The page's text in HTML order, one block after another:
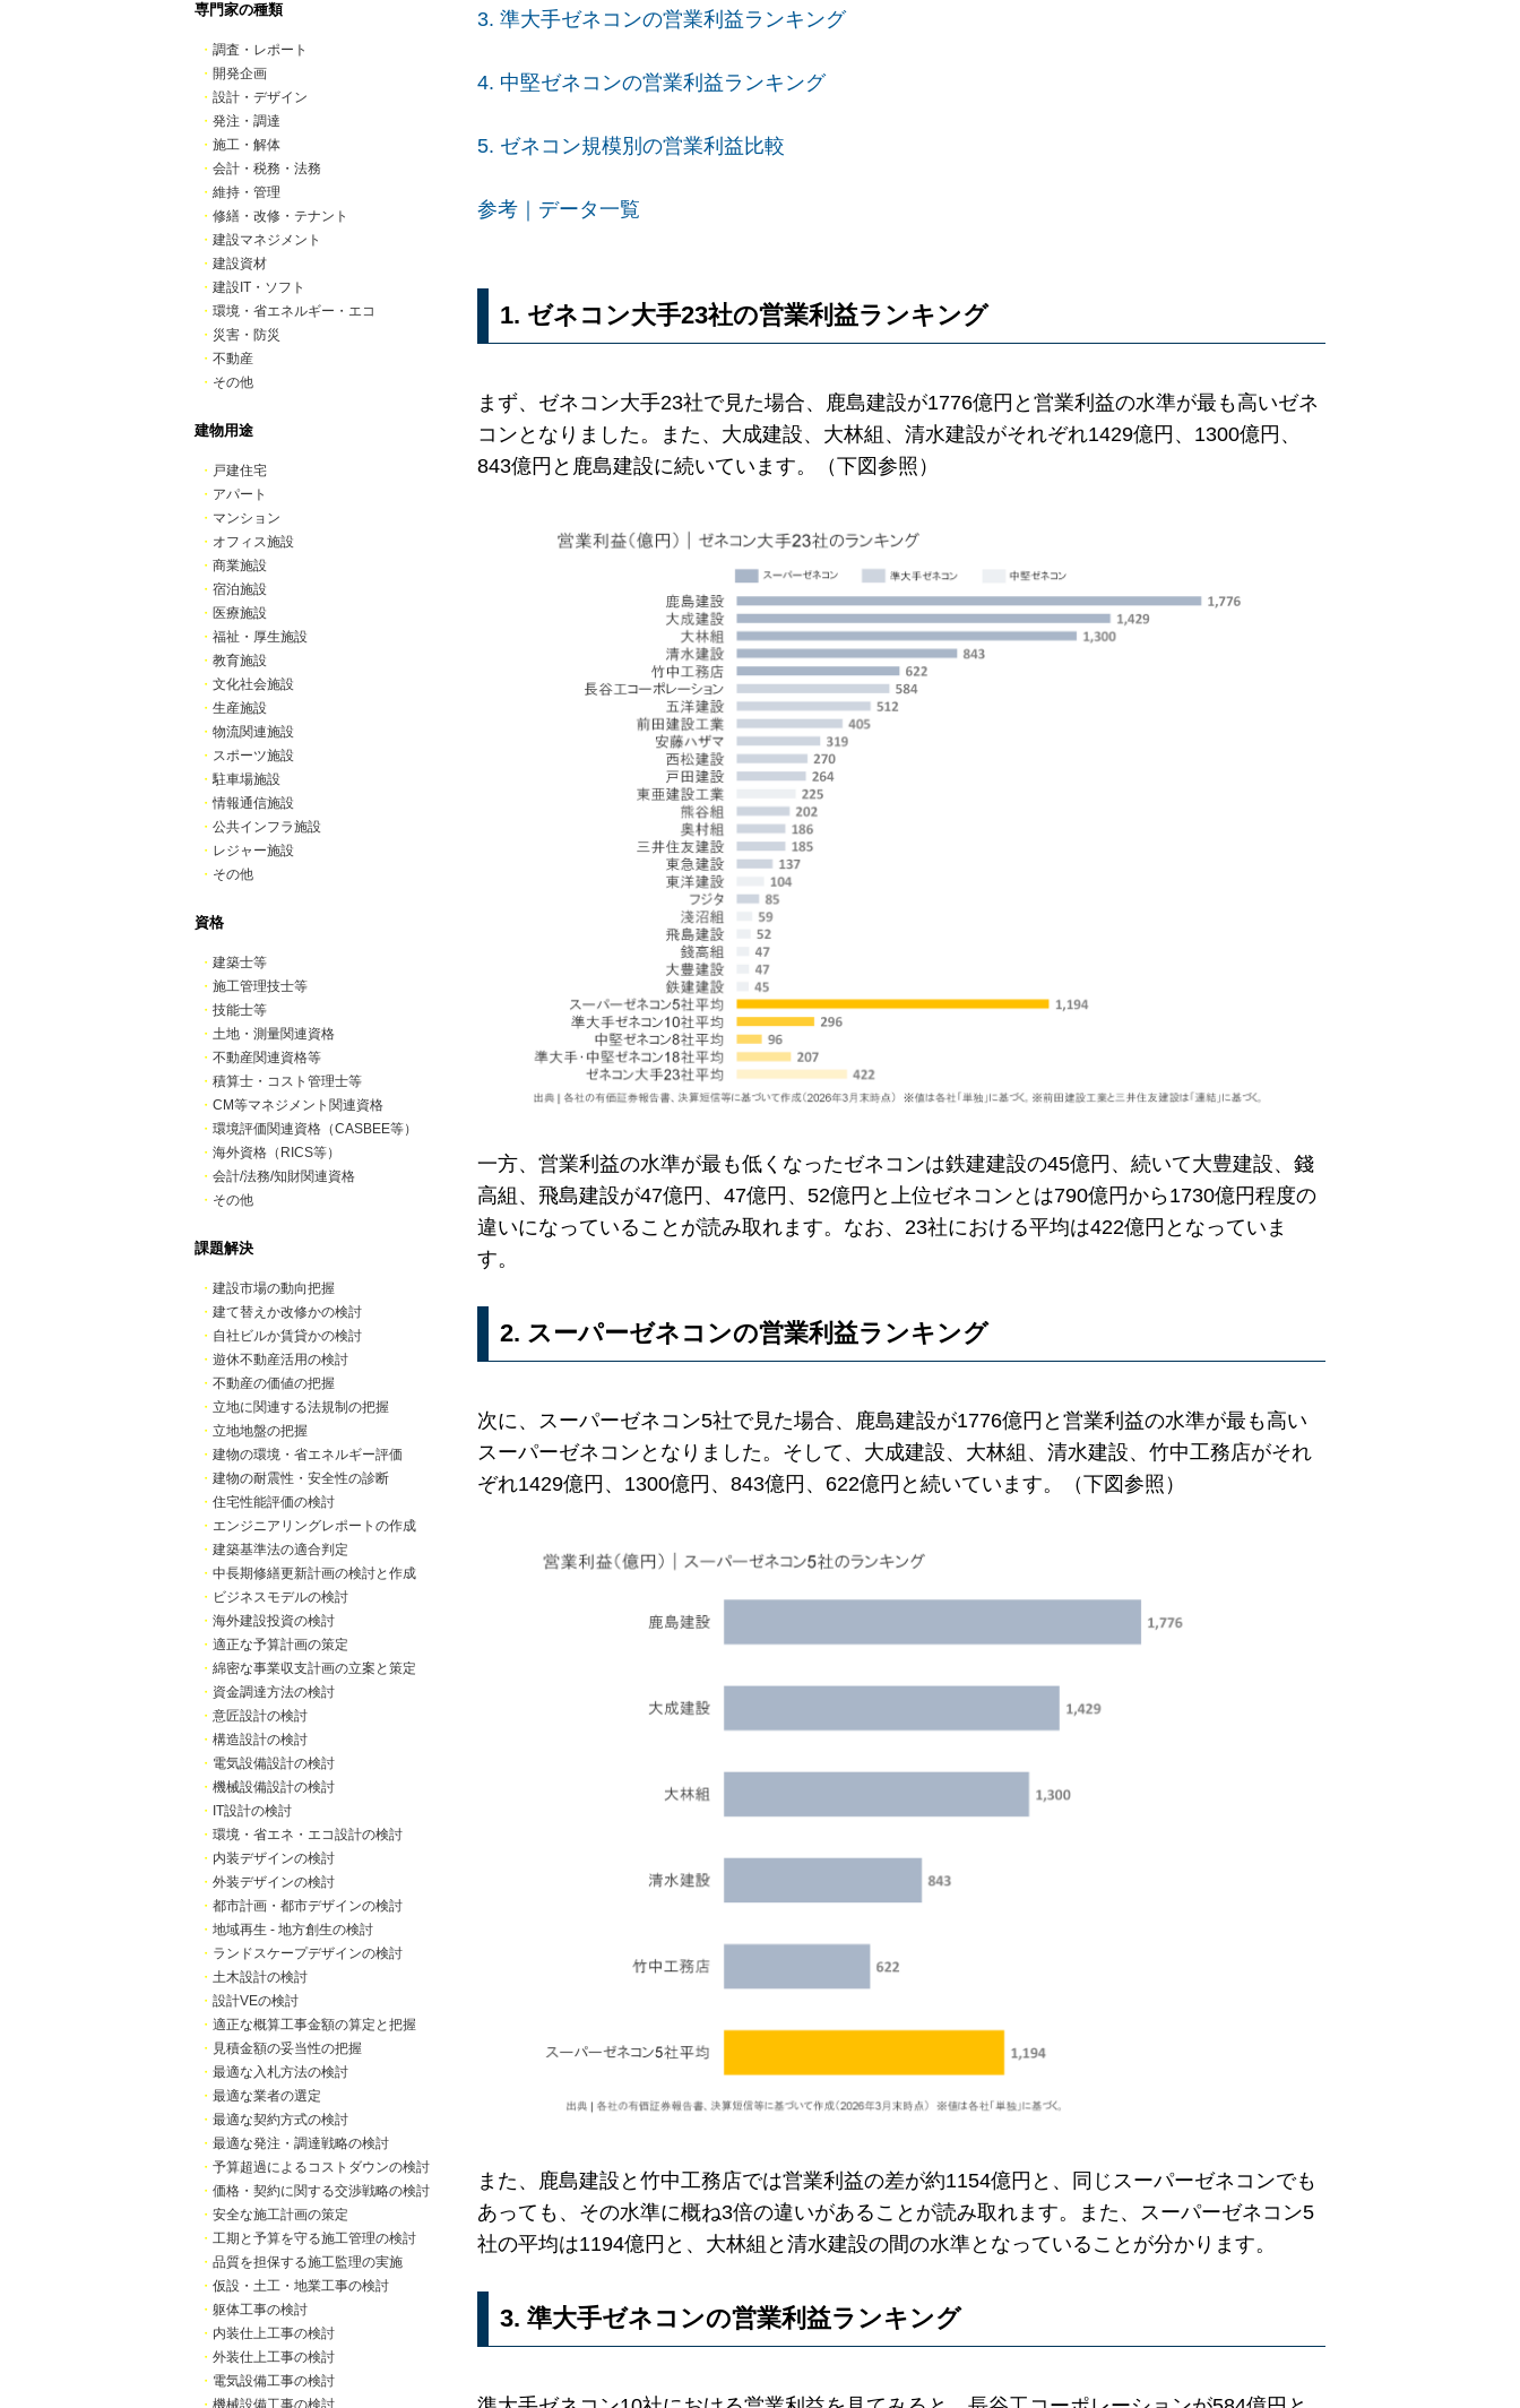
3. 準大手ゼネコンの営業利益ランキング
4. 中堅ゼネコンの営業利益ランキング
5. ゼネコン規模別の営業利益比較
参考｜データ一覧
1. ゼネコン大手23社の営業利益ランキング
まず、ゼネコン大手23社で見た場合、鹿島建設が1776億円と営業利益の水準が最も高いゼネ
コンとなりました。また、大成建設、大林組、清水建設がそれぞれ1429億円、1300億円、
843億円と鹿島建設に続いています。（下図参照）
一方、営業利益の水準が最も低くなったゼネコンは鉄建建設の45億円、続いて大豊建設、錢
高組、飛島建設が47億円、47億円、52億円と上位ゼネコンとは790億円から1730億円程度の
違いになっていることが読み取れます。なお、23社における平均は422億円となっていま
す。
2. スーパーゼネコンの営業利益ランキング
次に、スーパーゼネコン5社で見た場合、鹿島建設が1776億円と営業利益の水準が最も高い
スーパーゼネコンとなりました。そして、大成建設、大林組、清水建設、竹中工務店がそれ
ぞれ1429億円、1300億円、843億円、622億円と続いています。（下図参照）
また、鹿島建設と竹中工務店では営業利益の差が約1154億円と、同じスーパーゼネコンでも
あっても、その水準に概ね3倍の違いがあることが読み取れます。また、スーパーゼネコン5
社の平均は1194億円と、大林組と清水建設の間の水準となっていることが分かります。
3. 準大手ゼネコンの営業利益ランキング
専門家の種類
・ 調査・レポート
・ 開発企画
・ 設計・デザイン
・ 発注・調達
・ 施工・解体
・ 会計・税務・法務
・ 維持・管理
・ 修繕・改修・テナント
・ 建設マネジメント
・ 建設資材
・ 建設IT・ソフト
・ 環境・省エネルギー・エコ
・ 災害・防災
・ 不動産
・ その他
建物用途
・ 戸建住宅
・ アパート
・ マンション
・ オフィス施設
・ 商業施設
・ 宿泊施設
・ 医療施設
・ 福祉・厚生施設
・ 教育施設
・ 文化社会施設
・ 生産施設
・ 物流関連施設
・ スポーツ施設
・駐車場施設
・情報通信施設
・ 公共インフラ施設
・ レジャー施設
・ その他
資格
・ 建築士等
・ 施工管理技士等
・ 技能士等
・ 土地・測量関連資格
・ 不動産関連資格等
・ 積算士・コスト管理士等
・ CM等マネジメント関連資格
・ 環境評価関連資格（CASBEE等）
・ 海外資格（RICS等）
・ 会計/法務/知財関連資格
・ その他
課題解決
・ 建設市場の動向把握
・ 建て替えか改修かの検討
・ 自社ビルか賃貸かの検討
・ 遊休不動産活用の検討
・ 不動産の価値の把握
・ 立地に関連する法規制の把握
・ 立地地盤の把握
・ 建物の環境・省エネルギー評価
・ 建物の耐震性・安全性の診断
・ 住宅性能評価の検討
・ エンジニアリングレポートの作成
・ 建築基準法の適合判定
・ 中長期修繕更新計画の検討と作成
・ ビジネスモデルの検討
・ 海外建設投資の検討
・ 適正な予算計画の策定
・ 綿密な事業収支計画の立案と策定
・ 資金調達方法の検討
・ 意匠設計の検討
・ 構造設計の検討
・ 電気設備設計の検討
・ 機械設備設計の検討
・ IT設計の検討
・ 環境・省エネ・エコ設計の検討
・ 内装デザインの検討
・ 外装デザインの検討
・ 都市計画・都市デザインの検討
・ 地域再生 - 地方創生の検討
・ ランドスケープデザインの検討
・ 土木設計の検討
・ 設計VEの検討
・ 適正な概算工事金額の算定と把握
・ 見積金額の妥当性の把握
・ 最適な入札方法の検討
・ 最適な業者の選定
・ 最適な契約方式の検討
・ 最適な発注・調達戦略の検討
・ 予算超過によるコストダウンの検討
・ 価格・契約に関する交渉戦略の検討
・ 安全な施工計画の策定
・ 工期と予算を守る施工管理の検討
・ 品質を担保する施工監理の実施
・ 仮設・土工・地業工事の検討
・ 躯体工事の検討
・ 内装仕上工事の検討
・ 外装仕上工事の検討
・ 電気設備工事の検討
・ 機械設備工事の検討